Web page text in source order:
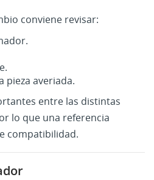
conviene revisar:
pieza averiada.
entre las distintas
lo que una referencia
compatibilidad.